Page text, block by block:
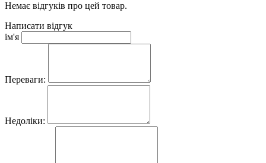
Немає відгуків про цей товар.
Написати відгук
ім'я
Переваги:
Недоліки: